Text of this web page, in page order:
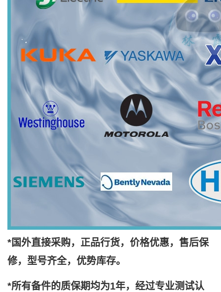
*国外直接采购，正品行货，价格优惠，售后保
修，型号齐全，优势库存。
*所有备件的质保期均为1年，经过专业测试认